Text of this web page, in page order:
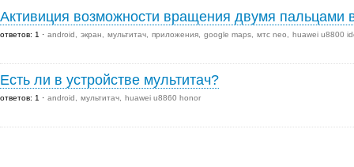
Активиция возможности вращения двумя пальцами
ответов: 1 android экран мультитач приложения google maps мтс neo huawei u8800
Есть ли в устройстве мультитач?
ответов: 1 android мультитач huawei u8860 honor